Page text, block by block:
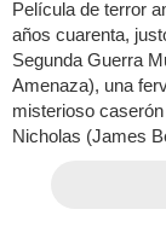
Película de terror
años cuarenta,
Segunda Guerra
Amenaza), una
misterioso
Nicholas (James